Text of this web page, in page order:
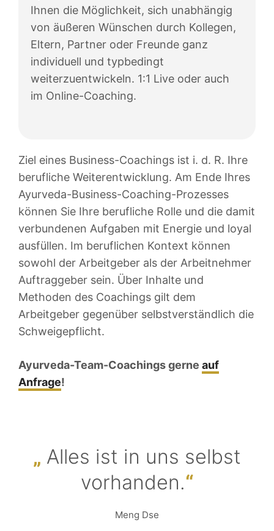
Ihnen die Möglichkeit, sich unabhängig
von äußeren Wünschen durch Kollegen,
Eltern, Partner oder Freunde ganz
individuell und typbedingt
weiterzuentwickeln. 1:1 Live oder auch
im Online-Coaching.
Ziel eines Business-Coachings ist i. d. R. Ihre
berufliche Weiterentwicklung. Am Ende Ihres
Ayurveda-Business-Coaching-Prozesses
können Sie Ihre berufliche Rolle und die damit
verbundenen Aufgaben mit Energie und loyal
ausfüllen. Im beruflichen Kontext können
sowohl der Arbeitgeber als der Arbeitnehmer
Auftraggeber sein. Über Inhalte und
Methoden des Coachings gilt dem
Arbeitgeber gegenüber selbstverständlich die
Schweigepflicht.
Ayurveda-Team-Coachings gerne auf
Anfrage!
Alles ist in uns selbst
vorhanden.
Meng Dse